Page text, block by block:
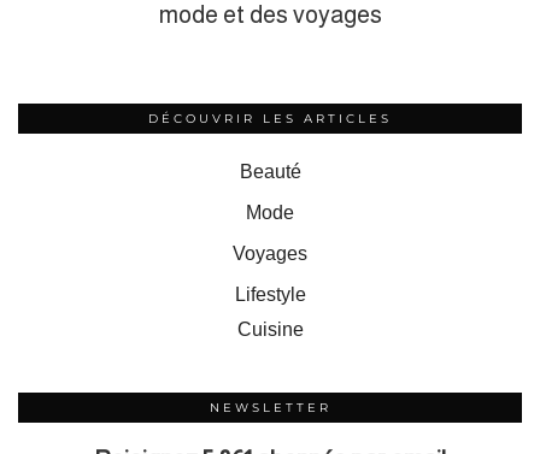
mode et des voyages
DÉCOUVRIR LES ARTICLES
Beauté
Mode
Voyages
Lifestyle
Cuisine
NEWSLETTER